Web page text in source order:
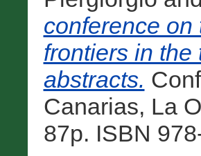
conference
frontiers in the
abstracts.
Canarias, La
87p. ISBN